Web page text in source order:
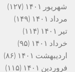
شهریور ۱۴۰۱
(۱۲۷)
مرداد ۱۴۰۱
(۱۴۹)
تیر ۱۴۰۱
(۱۱۴)
خرداد ۱۴۰۱
(۹۵)
اردیبهشت ۱۴۰۱
(۸۶)
فروردین ۱۴۰۱
(۱۱۵)